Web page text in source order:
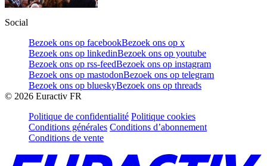
Social
Bezoek ons op facebookBezoek ons op x
Bezoek ons op linkedinBezoek ons op youtube
Bezoek ons op rss-feedBezoek ons op instagram
Bezoek ons op mastodonBezoek ons op telegram
Bezoek ons op blueskyBezoek ons op threads
© 2026 Euractiv FR
Politique de confidentialité Politique cookies
Conditions générales Conditions d’abonnement
Conditions de vente